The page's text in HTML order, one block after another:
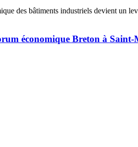
des bâtiments industriels devient un
économique Breton à Saint-